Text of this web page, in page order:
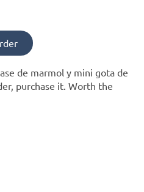
de marmol y mini gota de
purchase it. Worth the